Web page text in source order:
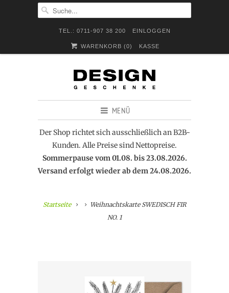
TEL.: 0711-907 38 200 EINLOGGEN
WARENKORB (0) KASSE
MENÜ
Der Shop richtet sich ausschließlich an B2B-
Kunden. Alle Preise sind Nettopreise.
Sommerpause vom 01.08. bis 23.08.2026.
Versand erfolgt wieder ab dem 24.08.2026.
Startseite
Weihnachtskarte SWEDISCH FIR
NO. 1